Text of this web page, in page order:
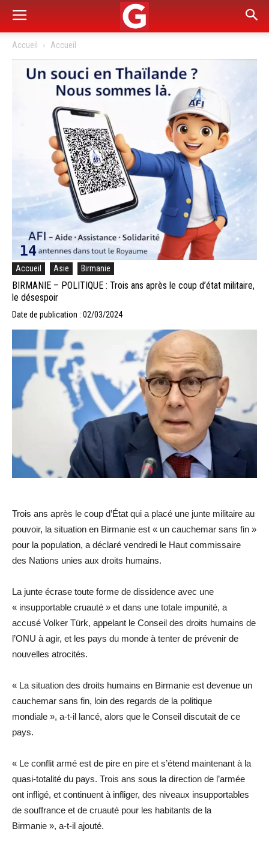
Accueil Accueil
Accueil Asie Birmanie
BIRMANIE – POLITIQUE : Trois ans après le coup d’état militaire,
le désespoir
Date de publication : 02/03/2024
Trois ans après le coup d’État qui a placé une junte militaire au
pouvoir, la situation en Birmanie est « un cauchemar sans fin »
pour la population, a déclaré vendredi le Haut commissaire
des Nations unies aux droits humains.
La junte écrase toute forme de dissidence avec une
« insupportable cruauté » et dans une totale impunité, a
accusé Volker Türk, appelant le Conseil des droits humains de
l’ONU à agir, et les pays du monde à tenter de prévenir de
nouvelles atrocités.
« La situation des droits humains en Birmanie est devenue un
cauchemar sans fin, loin des regards de la politique
mondiale », a-t-il lancé, alors que le Conseil discutait de ce
pays.
« Le conflit armé est de pire en pire et s’étend maintenant à la
quasi-totalité du pays. Trois ans sous la direction de l’armée
ont infligé, et continuent à infliger, des niveaux insupportables
de souffrance et de cruauté pour les habitants de la
Birmanie », a-t-il ajouté.